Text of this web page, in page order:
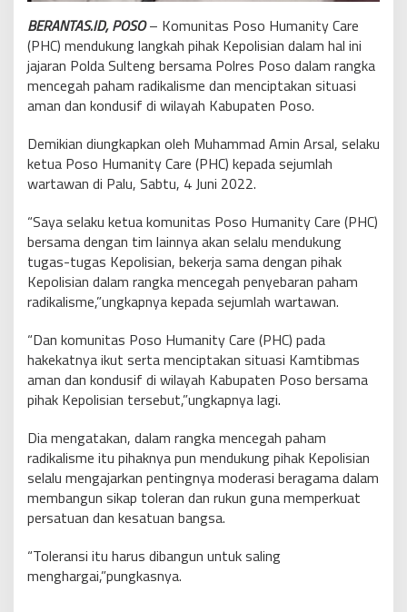
BERANTAS.ID, POSO – Komunitas Poso Humanity Care
(PHC) mendukung langkah pihak Kepolisian dalam hal ini
jajaran Polda Sulteng bersama Polres Poso dalam rangka
mencegah paham radikalisme dan menciptakan situasi
aman dan kondusif di wilayah Kabupaten Poso.
Demikian diungkapkan oleh Muhammad Amin Arsal, selaku
ketua Poso Humanity Care (PHC) kepada sejumlah
wartawan di Palu, Sabtu, 4 Juni 2022.
“Saya selaku ketua komunitas Poso Humanity Care (PHC)
bersama dengan tim lainnya akan selalu mendukung
tugas-tugas Kepolisian, bekerja sama dengan pihak
Kepolisian dalam rangka mencegah penyebaran paham
radikalisme,”ungkapnya kepada sejumlah wartawan.
“Dan komunitas Poso Humanity Care (PHC) pada
hakekatnya ikut serta menciptakan situasi Kamtibmas
aman dan kondusif di wilayah Kabupaten Poso bersama
pihak Kepolisian tersebut,”ungkapnya lagi.
Dia mengatakan, dalam rangka mencegah paham
radikalisme itu pihaknya pun mendukung pihak Kepolisian
selalu mengajarkan pentingnya moderasi beragama dalam
membangun sikap toleran dan rukun guna memperkuat
persatuan dan kesatuan bangsa.
“Toleransi itu harus dibangun untuk saling
menghargai,”pungkasnya.